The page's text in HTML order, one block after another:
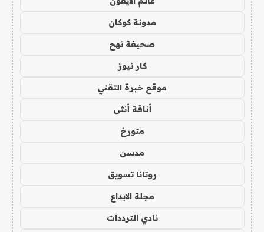
مدونة كوكان
صحيفة نهج
كار نيوز
موقع خبرة التقني
أناقة أنثى
متورخ
مدسن
روتانا تسويق
مجلة الابداع
نادي الترددات